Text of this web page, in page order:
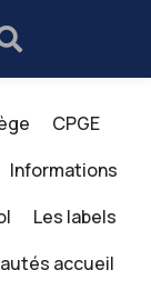
CPGE
Informations
Les labels
accueil